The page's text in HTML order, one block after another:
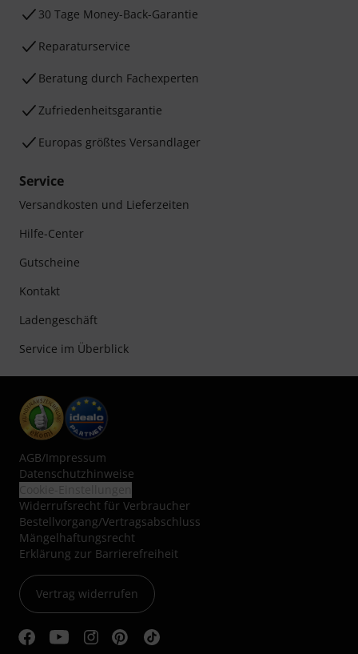
30 Tage Money-Back-Garantie
Reparaturservice
Beratung durch Fachexperten
Zufriedenheitsgarantie
Europas größtes Versandlager
Service
Versandkosten und Lieferzeiten
Hilfe-Center
Gutscheine
Kontakt
Ladengeschäft
Service im Überblick
AGB/Impressum
Datenschutzhinweise
Widerrufsrecht für Verbraucher
Bestellvorgang/Vertragsabschluss
Mängelhaftungsrecht
Erklärung zur Barrierefreiheit
Vertrag widerrufen